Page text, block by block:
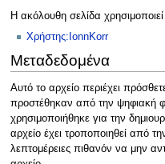
Η ακόλουθη σελίδα
Χρήστης:IonnKorr
Μεταδεδομένα
Αυτό το αρχείο περιέχει
προστέθηκαν από την ψηφιακή
χρησιμοποιήθηκε για την
αρχείο έχει τροποποιηθεί από
λεπτομέρειες πιθανόν να μην